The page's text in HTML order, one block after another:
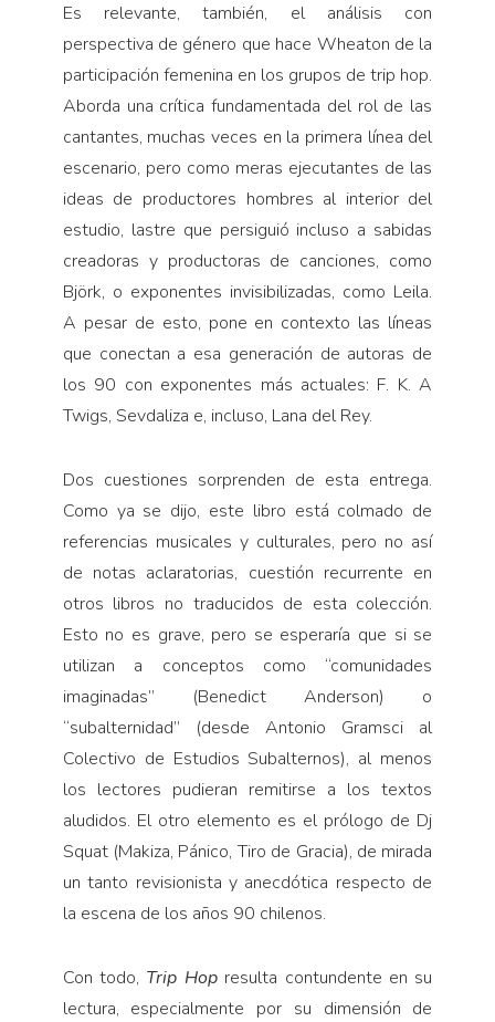
Es relevante, también, el análisis con
perspectiva de género que hace Wheaton de la
participación femenina en los grupos de trip hop.
Aborda una crítica fundamentada del rol de las
cantantes, muchas veces en la primera línea del
escenario, pero como meras ejecutantes de las
ideas de productores hombres al interior del
estudio, lastre que persiguió incluso a sabidas
creadoras y productoras de canciones, como
Björk, o exponentes invisibilizadas, como Leila.
A pesar de esto, pone en contexto las líneas
que conectan a esa generación de autoras de
los 90 con exponentes más actuales: F. K. A
Twigs, Sevdaliza e, incluso, Lana del Rey.
Dos cuestiones sorprenden de esta entrega.
Como ya se dijo, este libro está colmado de
referencias musicales y culturales, pero no así
de notas aclaratorias, cuestión recurrente en
otros libros no traducidos de esta colección.
Esto no es grave, pero se esperaría que si se
utilizan a conceptos como “comunidades
imaginadas” (Benedict Anderson) o
“subalternidad” (desde Antonio Gramsci al
Colectivo de Estudios Subalternos), al menos
los lectores pudieran remitirse a los textos
aludidos. El otro elemento es el prólogo de Dj
Squat (Makiza, Pánico, Tiro de Gracia), de mirada
un tanto revisionista y anecdótica respecto de
la escena de los años 90 chilenos.
Con todo, Trip Hop resulta contundente en su
lectura, especialmente por su dimensión de